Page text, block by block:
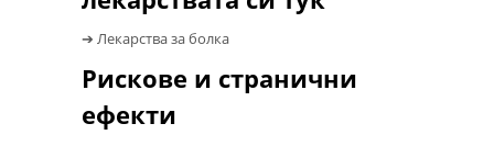
➔ Лекарства за болка
Рискове и странични
ефекти